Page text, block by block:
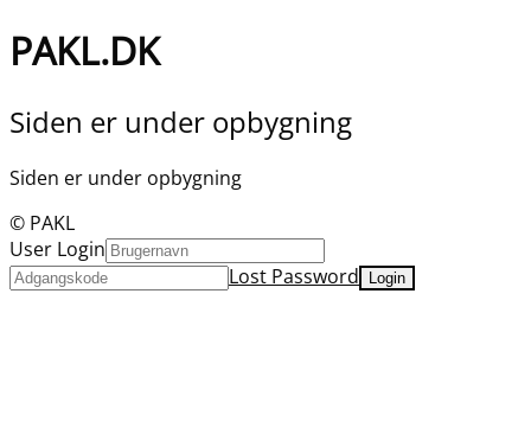
PAKL.DK
Siden er under opbygning
Siden er under opbygning
© PAKL
User Login
Lost Password